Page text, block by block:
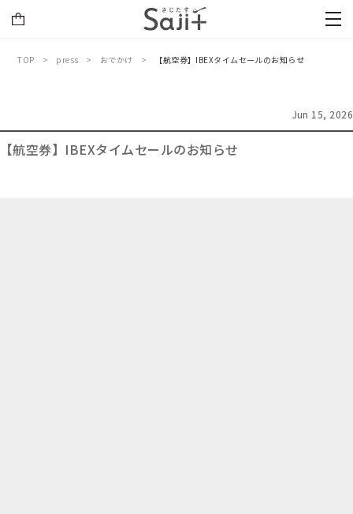
TOP press おでかけ 【航空券】IBEXタイムセールのお知らせ
Jun 15, 2026
【航空券】IBEXタイムセールのお知らせ